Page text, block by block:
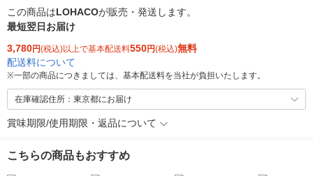
この商品はLOHACOが販売・発送します。
最短翌日お届け
3,780円(税込)以上で基本配送料550円(税込)無料
配送料について
※一部の商品につきましては、基本配送料を当社が負担いたします。
在庫確認住所：東京都にお届け
賞味期限/使用期限・返品について
こちらの商品もおすすめ